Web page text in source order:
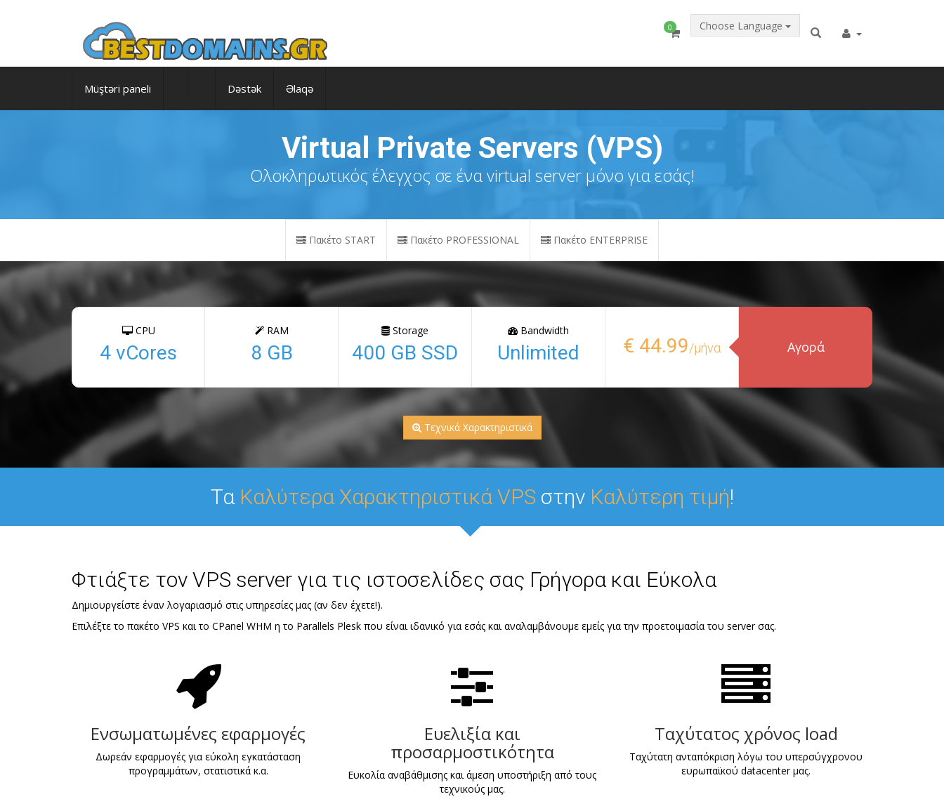
0 Choose Language
Müştəri paneli Dəstək Əlaqə
Virtual Private Servers (VPS)
Ολοκληρωτικός έλεγχος σε ένα virtual server μόνο για εσάς!
Πακέτο START Πακέτο PROFESSIONAL Πακέτο ENTERPRISE
CPU
4 vCores
RAM
8 GB
Storage
400 GB SSD
Bandwidth
Unlimited € 44.99/μήνα Αγορά
Τεχνικά Χαρακτηριστικά
Τα Καλύτερα Χαρακτηριστικά VPS στην Καλύτερη τιμή!
Φτιάξτε τον VPS server για τις ιστοσελίδες σας Γρήγορα και Εύκολα
Δημιουργείστε έναν λογαριασμό στις υπηρεσίες μας (αν δεν έχετε!).
Επιλέξτε το πακέτο VPS και το CPanel WHM η το Parallels Plesk που είναι ιδανικό για εσάς και αναλαμβάνουμε εμείς για την προετοιμασία του server σας.
Ενσωματωμένες εφαρμογές
Δωρεάν εφαρμογές για εύκολη εγκατάσταση
προγραμμάτων, στατιστικά κ.α.
Ευελιξία και
προσαρμοστικότητα
Ευκολία αναβάθμισης και άμεση υποστήριξη από τους
τεχνικούς μας.
Ταχύτατος χρόνος load
Ταχύτατη ανταπόκριση λόγω του υπερσύγχρονου
ευρωπαϊκού datacenter μας.